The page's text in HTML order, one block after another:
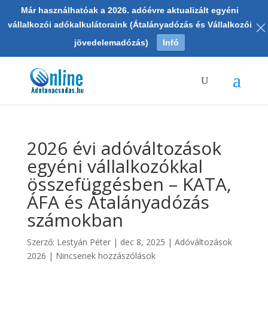
2026 évi adóváltozások
egyéni vállalkozókkal
összefüggésben – KATA,
ÁFA és Átalányadózás
számokban
Szerző: Lestyán Péter| dec 8, 2025 | Adóváltozások
2026 | Nincsenek hozzászólások
Már használhatóak a 2026. adóévre aktualizált egyéni
vállalkozói adókalkulátoraink (Átalányadózás és Vállalkozói
jövedelemadózás)
Infó